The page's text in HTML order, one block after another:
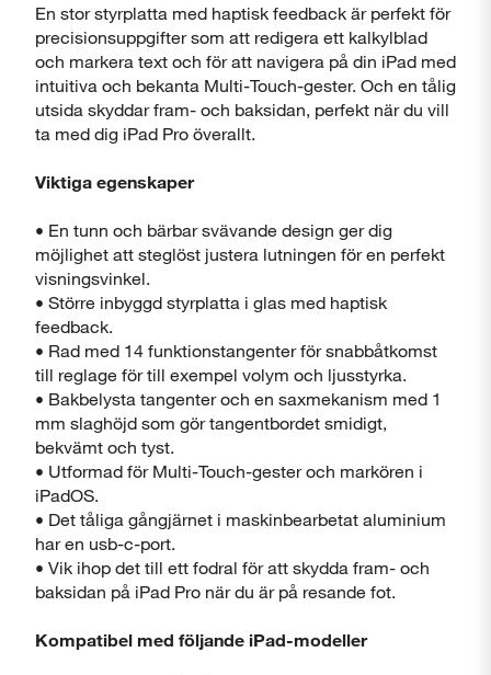
En stor styrplatta med haptisk feedback är perfekt för
precisionsuppgifter som att redigera ett kalkylblad
och markera text och för att navigera på din iPad med
intuitiva och bekanta Multi-Touch-gester. Och en tålig
utsida skyddar fram- och baksidan, perfekt när du vill
ta med dig iPad Pro överallt.
Viktiga egenskaper
• En tunn och bärbar svävande design ger dig
möjlighet att steglöst justera lutningen för en perfekt
visningsvinkel.
• Större inbyggd styrplatta i glas med haptisk
feedback.
• Rad med 14 funktions­tangenter för snabbåtkomst
till reglage för till exempel volym och ljusstyrka.
• Bakbelysta tangenter och en saxmekanism med 1
mm slaghöjd som gör tangentbordet smidigt,
bekvämt och tyst.
• Utformad för Multi-Touch-gester och markören i
iPadOS.
• Det tåliga gångjärnet i maskinbearbetat aluminium
har en usb-c-port.
• Vik ihop det till ett fodral för att skydda fram- och
baksidan på iPad Pro när du är på resande fot.
Kompatibel med följande iPad-modeller